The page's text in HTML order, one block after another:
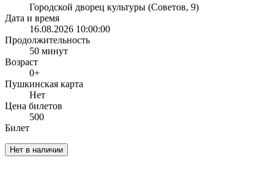
Городской дворец культуры (Советов, 9)
Дата и время
16.08.2026 10:00:00
Продолжительность
50 минут
Возраст
0+
Пушкинская карта
Нет
Цена билетов
500
Билет
Нет в наличии